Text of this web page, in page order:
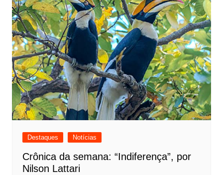
Destaques Notícias
Crônica da semana: “Indiferença”, por
Nilson Lattari